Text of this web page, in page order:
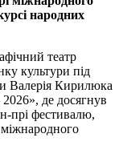
народних
театр
культури під
Валерія Кирилюка
2026», де досягнув
прі фестивалю,